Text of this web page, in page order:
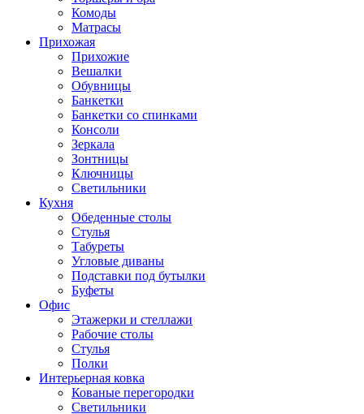
Комоды
Матрасы
Прихожая
Прихожие
Вешалки
Обувницы
Банкетки
Банкетки со спинками
Консоли
Зеркала
Зонтницы
Ключницы
Светильники
Кухня
Обеденные столы
Стулья
Табуреты
Угловые диваны
Подставки под бутылки
Буфеты
Офис
Этажерки и стеллажи
Рабочие столы
Стулья
Полки
Интерьерная ковка
Кованые перегородки
Светильники